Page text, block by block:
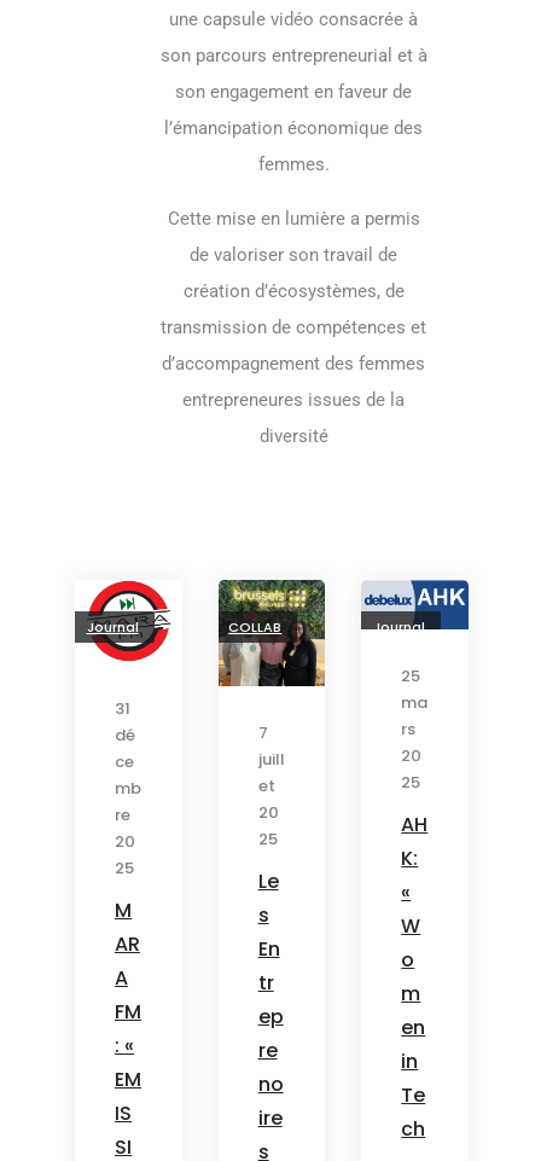
une capsule vidéo consacrée à
son parcours entrepreneurial et à
son engagement en faveur de
l’émancipation économique des
femmes.
Cette mise en lumière a permis
de valoriser son travail de
création d’écosystèmes, de
transmission de compétences et
d’accompagnement des femmes
entrepreneures issues de la
diversité
Journal
31
dé
ce
mb
re
20
25
M
AR
A
FM
: «
EM
IS
SI
COLLAB
7
juill
et
20
25
Le
s
En
tr
ep
re
no
ire
s
Journal
25
ma
rs
20
25
AH
K:
«
W
o
m
en
in
Te
ch